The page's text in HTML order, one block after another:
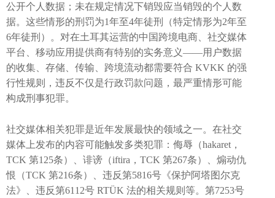
公开个人数据；未在规定情况下销毁应当销毁的个人数
据。这些情形的刑罚为1年至4年徒刑（特定情形为2年至
6年徒刑）。对在土耳其运营的中国跨境电商、社交媒体
平台、移动应用提供商有特别的实务意义——用户数据
的收集、存储、传输、跨境流动都需要符合 KVKK 的强
行性规则，违反不仅是行政罚款问题，最严重情形可能
构成刑事犯罪。
社交媒体相关犯罪是近年发展最快的领域之一。在社交
媒体上发布的内容可能触发多类犯罪：侮辱（hakaret，
TCK 第125条）、诽谤（iftira，TCK 第267条）、煽动仇
恨（TCK 第216条）、违反第5816号《保护阿塔图尔克
法》、违反第6112号 RTÜK 法的相关规则等。第7253号